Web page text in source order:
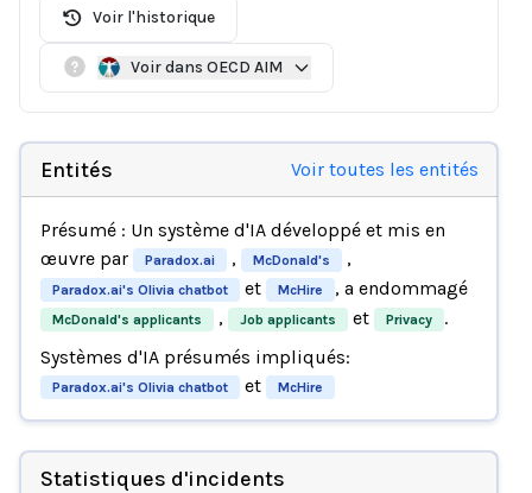
Voir l'historique
Voir dans OECD AIM
Entités Voir toutes les entités
Présumé : Un système d'IA développé et mis en
œuvre par
Paradox.ai , McDonald's ,
Paradox.ai's Olivia chatbot et McHire , a endommagé
McDonald's applicants , Job applicants et Privacy
.
Systèmes d'IA présumés impliqués:
Paradox.ai's Olivia chatbot et McHire
Statistiques d'incidents